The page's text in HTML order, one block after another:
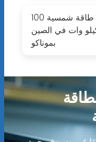
محول طاقة شمسية 100
وات في الصين
بموناكو